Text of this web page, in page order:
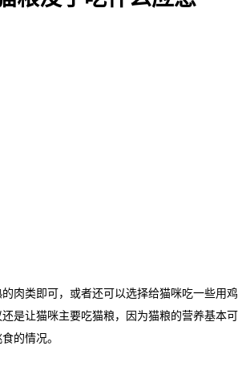
肉类即可，或者还可以选择给猫咪吃一些用
是让猫咪主要吃猫粮，因为猫粮的营养基本
的情况。